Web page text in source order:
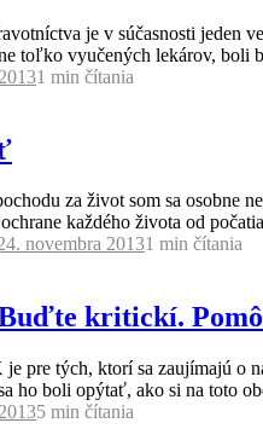
je v súčasnosti jeden
toľko vyučených lekárov, boli
1 min čítania
za život som sa osobne
každého života od
novembra 20131 min čítania
kritickí.
pre tých, ktorí sa zaujímajú o
ho boli opýtať, ako si na toto
5 min čítania